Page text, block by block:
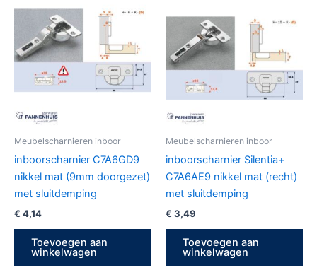
Meubelscharnieren inboor
inboorscharnier C7A6GD9
nikkel mat (9mm doorgezet)
met sluitdemping
€ 4,14
Toevoegen aan
winkelwagen
Meubelscharnieren inboor
inboorscharnier Silentia+
C7A6AE9 nikkel mat (recht)
met sluitdemping
€ 3,49
Toevoegen aan
winkelwagen